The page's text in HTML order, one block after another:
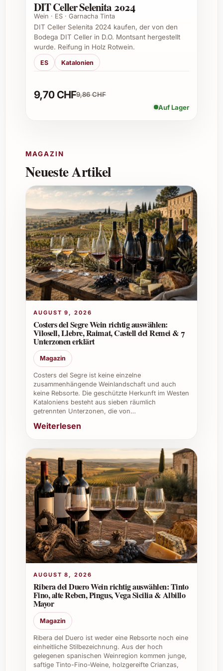
Wie lange ist der Wein lagerfähig?
Obwohl der Rosé besonders frisch getrunken
werden sollte, ist eine Lagerung von bis zu 2
Jahren möglich, ohne dass die Qualität
Ist dieser Wein bio-zertifiziert oder
Produktion. Detaillierte Informationen zu
erhältlich.
Für welche Anlässe ist der Wein besonders
geeignet?
Der Rosado eignet sich hervorragend für
Sommerfeste, Firmenanlässe, private Feiern
oder als Geschenk bei festlichen
Gelegenheiten.
Wo kann man Milsetentayseis La Peña
Rosado 2021 am besten kaufen?
Der Wein ist in Fachgeschäften, ausgewählten
Weinhandlungen sowie online erhältlich.
Gibt es Empfehlungen zur Kombination mit
anderen Getränken?
Milsetentayseis La Peña Rosado 2021
harmoniert gut mit Mineralwasser und
vielseitig macht.
Individuelle Tipps und Vorteile im privaten
und beruflichen Umfeld
Privat:Ideal für Sommerfeste,
gemütliche Abende oder als Begleiter zu
Grillpartys. Er bringt frischen Schwung
in jede Runde.
Weihnachten und Silvester:Mit seiner
eleganten Fruchtigkeit ist er eine
angenehme Abwechslung zu
traditionellen Festtagsgetränken.
Beruflich:Perfekt für Firmenevents,
Caterings und als wertvolles Geschenk
für Kunden oder Mitarbeitende.
Gastronomie und Weinhandel:
Erweitert die Weinkarte um einen
ansprechenden Rosé, der vielseitig
eingesetzt werden kann und bei Gästen
beliebt ist.
DIT Celler Selenita 2024
Wein · ES · Garnacha Tinta
DIT Celler Selenita 2024 kaufen, der von den
Bodega DIT Celler in D.O. Montsant hergestellt
wurde. Reifung in Holz Rotwein.
ES Katalonien
9,70 CHF9,86 CHF
Auf Lager
MAGAZIN
Neueste Artikel
AUGUST 9, 2026
Costers del Segre Wein richtig auswählen:
Vilosell, Llebre, Raimat, Castell del Remei & 7
Unterzonen erklärt
Magazin
Costers del Segre ist keine einzelne
zusammenhängende Weinlandschaft und auch
keine Rebsorte. Die geschützte Herkunft im Westen
Kataloniens besteht aus sieben räumlich
getrennten Unterzonen, die von…
Weiterlesen
AUGUST 8, 2026
Ribera del Duero Wein richtig auswählen: Tinto
Fino, alte Reben, Pingus, Vega Sicilia & Albillo
Mayor
Magazin
Ribera del Duero ist weder eine Rebsorte noch eine
einheitliche Stilbezeichnung. Aus der hoch
gelegenen spanischen Weinregion kommen junge,
saftige Tinto-Fino-Weine, holzgereifte Crianzas,